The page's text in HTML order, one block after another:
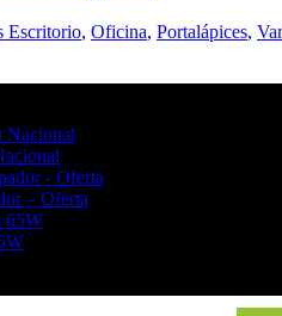
Escritorio, Oficina, Portalápices,
– Oferta